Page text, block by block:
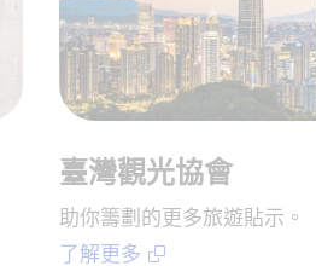
臺灣觀光協會
助你籌劃的更多旅遊貼示。
了解更多